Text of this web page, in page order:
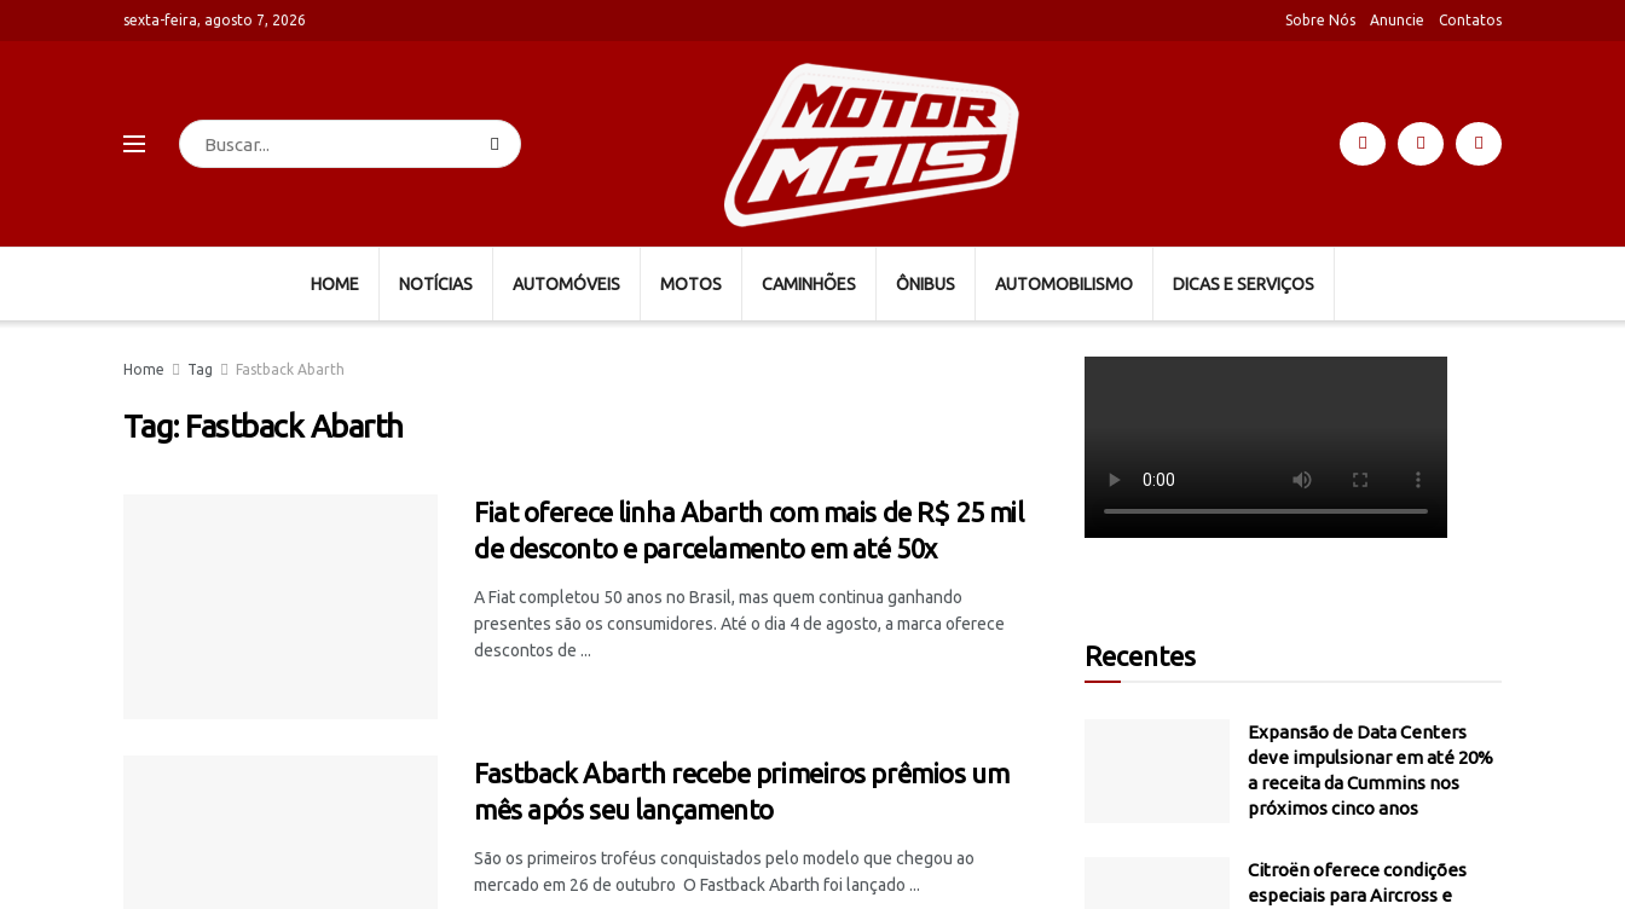
sexta-feira, agosto 7, 2026 Sobre Nós Anuncie Contatos
HOME NOTÍCIAS AUTOMÓVEIS MOTOS CAMINHÕES ÔNIBUS AUTOMOBILISMO DICAS E SERVIÇOS
Home Tag Fastback Abarth
Tag: Fastback Abarth
Fiat oferece linha Abarth com mais de R$ 25 mil
de desconto e parcelamento em até 50x
A Fiat completou 50 anos no Brasil, mas quem continua ganhando
presentes são os consumidores. Até o dia 4 de agosto, a marca oferece
descontos de ...
Fastback Abarth recebe primeiros prêmios um
mês após seu lançamento
São os primeiros troféus conquistados pelo modelo que chegou ao
mercado em 26 de outubro O Fastback Abarth foi lançado ...
Recentes
Expansão de Data Centers
deve impulsionar em até 20%
a receita da Cummins nos
próximos cinco anos
Citroën oferece condições
especiais para Aircross e